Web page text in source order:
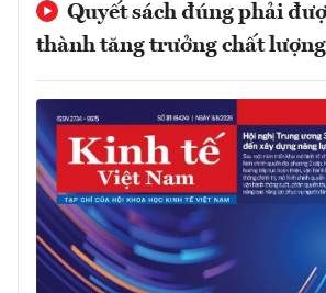
Quyết sách đúng phải
thành tăng trưởng chất